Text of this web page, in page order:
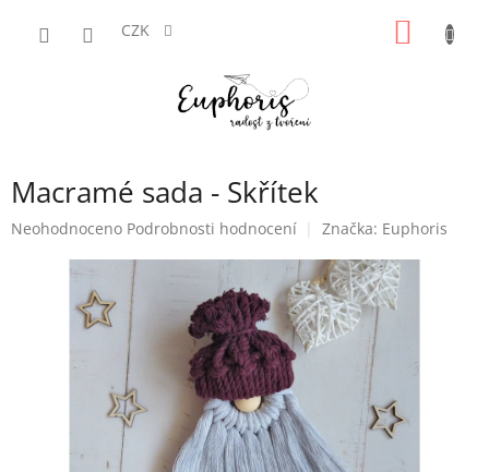
CZK
Macramé sada - Skřítek
Průměrné
hvězdiček.
Neohodnoceno Podrobnosti hodnocení Značka: Euphoris